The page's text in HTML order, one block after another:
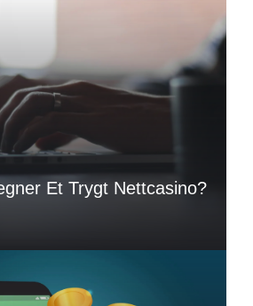
Et Trygt Nettcasino?